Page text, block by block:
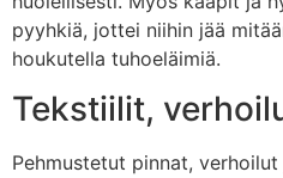
pyyhkiä, jottei niihin jää
houkutella tuhoeläimiä.
Tekstiilit,
Pehmustetut pinnat,